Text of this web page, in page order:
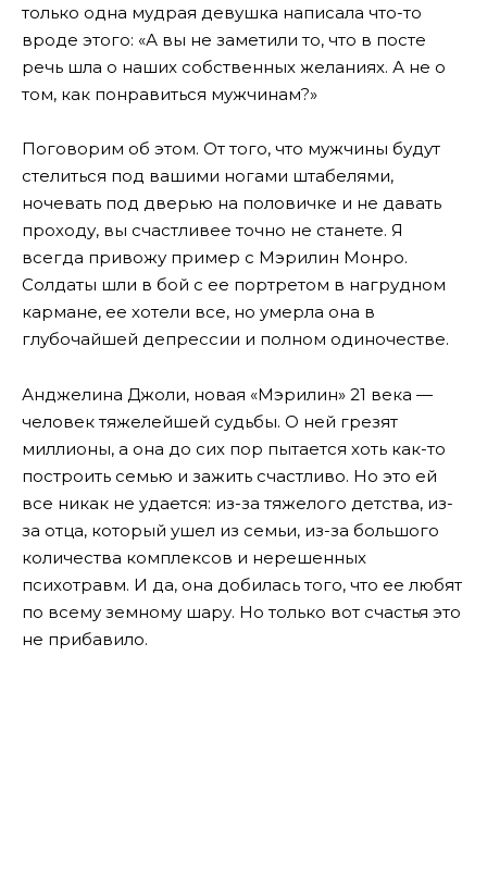
только одна мудрая девушка написала что-то
вроде этого: «А вы не заметили то, что в посте
речь шла о наших собственных желаниях. А не о
том, как понравиться мужчинам?»
Поговорим об этом. От того, что мужчины будут
стелиться под вашими ногами штабелями,
ночевать под дверью на половичке и не давать
проходу, вы счастливее точно не станете. Я
всегда привожу пример с Мэрилин Монро.
Солдаты шли в бой с ее портретом в нагрудном
кармане, ее хотели все, но умерла она в
глубочайшей депрессии и полном одиночестве.
Анджелина Джоли, новая «Мэрилин» 21 века —
человек тяжелейшей судьбы. О ней грезят
миллионы, а она до сих пор пытается хоть как-то
построить семью и зажить счастливо. Но это ей
все никак не удается: из-за тяжелого детства, из-
за отца, который ушел из семьи, из-за большого
количества комплексов и нерешенных
психотравм. И да, она добилась того, что ее любят
по всему земному шару. Но только вот счастья это
не прибавило.